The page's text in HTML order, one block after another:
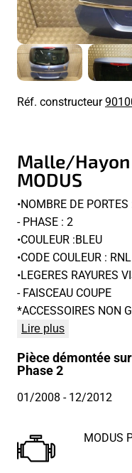
Réf. constructeur
Malle/Hayon
MODUS
•NOMBRE DE PORTES
- PHASE : 2
•COULEUR :BLEU
•CODE COULEUR : RNL
•LEGERES RAYURES
- FAISCEAU COUPE
*ACCESSOIRES NON
Lire plus
Pièce démontée
Phase 2
01/2008- 12/2012
MODUS